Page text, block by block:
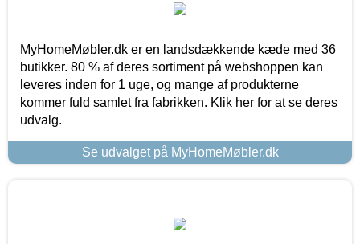
MyHomeMøbler.dk er en landsdækkende kæde med 36
butikker. 80 % af deres sortiment på webshoppen kan
leveres inden for 1 uge, og mange af produkterne
kommer fuld samlet fra fabrikken. Klik her for at se deres
udvalg.
Se udvalget på MyHomeMøbler.dk